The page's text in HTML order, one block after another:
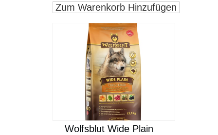
Zum Warenkorb Hinzufügen
Wolfsblut Wide Plain